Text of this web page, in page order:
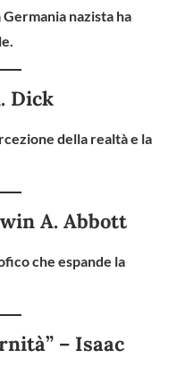
nazista ha
Dick
della realtà e la
A. Abbott
che espande la
– Isaac